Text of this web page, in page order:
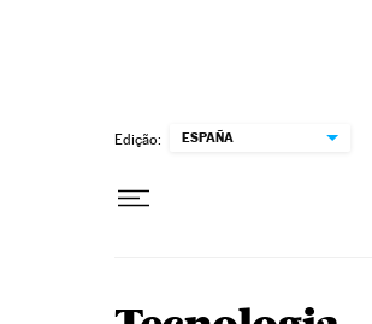
Edição: ESPAÑA